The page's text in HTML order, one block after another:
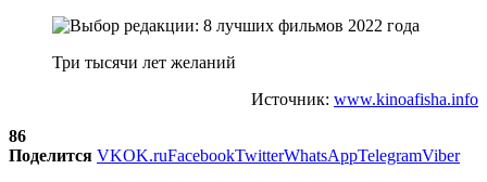
Три тысячи лет желаний
Источник: www.kinoafisha.info
86
Поделится VKOK.ruFacebookTwitterWhatsAppTelegramViber